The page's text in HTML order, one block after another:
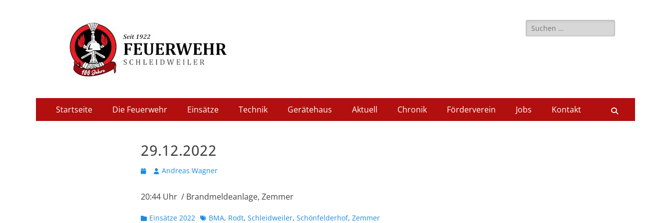
Freiwillige Feuerwehr Schleidweiler
Suche
nach:
Primäres
Menü
Inhalt
Startseite Die Feuerwehr Einsätze Technik Gerätehaus Aktuell Chronik Förderverein Jobs Kontakt
29.12.2022
Veröffentlicht
AutorAndreas Wagner
20:44 Uhr / Brandmeldeanlage, Zemmer
Kategorien
Einsätze 2022 Schlagworte
BMA, Rodt, Schleidweiler, Schönfelderhof, Zemmer